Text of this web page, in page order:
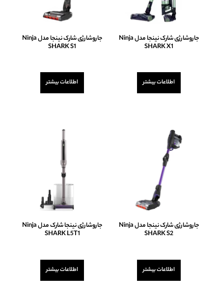
جاروشارژی شارک نینجا مدل Ninja
SHARK X1
0
5
اطلاعات بیشتر
جاروشارژی شارک نینجا مدل Ninja
SHARK S1
0
5
اطلاعات بیشتر
جاروشارژی شارک نینجا مدل Ninja
SHARK S2
5
اطلاعات بیشتر
جاروشارژی نینجا شارک مدل Ninja
SHARK L5T1
5
اطلاعات بیشتر